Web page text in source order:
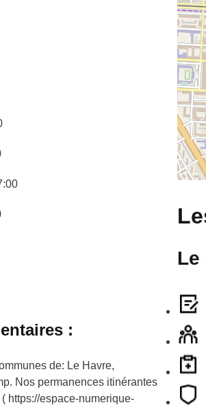
:
de: Le Havre,
Nos permanences itinérantes
https://espace-numerique-
Le